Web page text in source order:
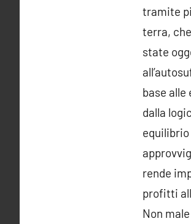
tramite
terra,
state
base
dalla
rende
profitti
Non